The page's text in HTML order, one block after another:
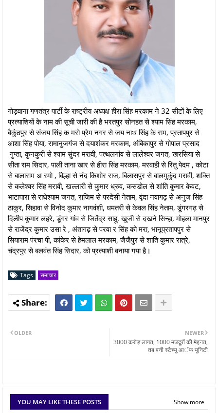
गोड़वाना गणतंत्र पार्टी के राष्ट्रीय अध्यक्ष हीरा सिंह मरकाम ने 32 सीटों के लिए
प्रत्याशियों के नाम की सूची जारी की है भरतपुर सोनहत से श्याम सिंह मरकाम,
बैकुंठपुर से संजय सिंह क मरो प्रेम नगर से जय नाथ सिंह के राम, प्रतापपुर से
आशा सिंह पोया, रामानुजगंज से दयाशंकर मरकाम, अंबिकापुर से गोपाल प्रसाद
गुप्ता, कुनकुरी से श्याम सुंदर मरावी, पत्थलगांव से लालेश्वर जगत, खरसिया से
सीता राम सिदार, पाली ताना खार से हीरा सिंह मरकाम, मरवाही से रितु पेदम , कोटा
से बालाराम अ रमो , बिल्हा से नंद किशोर राज, बिलासपुर से बालमुकुंद मरावी, शक्ति
से कलेश्वर सिंह मरावी, खल्लारी से कुमार ध्रुव, कसडोल से शांति कुमार केवट,
भाटापारा से राधेश्याम जगत, राजिम से परदेसी नेताम, वृंदा नवागढ़ से अनुज सिंह
ठाकुर, सिहावा से विनोद कुमार नागवंशी, धमतरी से केवल सिंह नेताम, डूंगरगढ़ से
दिलीप कुमार लहरे, डूंगर गांव से जितेंद्र साहू, खुजी से दखने सिन्हा, मोहला मानपुर
से राजेंद्र कुमार उसा रे , अंतागढ़ से परवा र सिंह को मरा, भानूप्रतापपुर से
सियाराम पंरचा पी, कांकेर से हेमलाल मरकाम, जैजैपुर से शांति कुमार रात्रे,
चंद्रपुर से बलवंत सिंह सिदार, को प्रत्याशी बनाया गया है।
Tags समाचार
NEWER
3000 करोड़ लागत, 1000 मजदूरों की मेहनत,
तब बनी स्टैच्यू आॅफ यूनिटी
OLDER
YOU MAY LIKE THESE POSTS Show more